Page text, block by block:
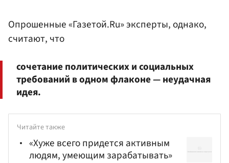
Опрошенные «Газетой.Ru» эксперты, однако,
считают, что
сочетание политических и социальных
требований в одном флаконе — неудачная
идея.
Читайте также
«Хуже всего придется активным
людям, умеющим зарабатывать»